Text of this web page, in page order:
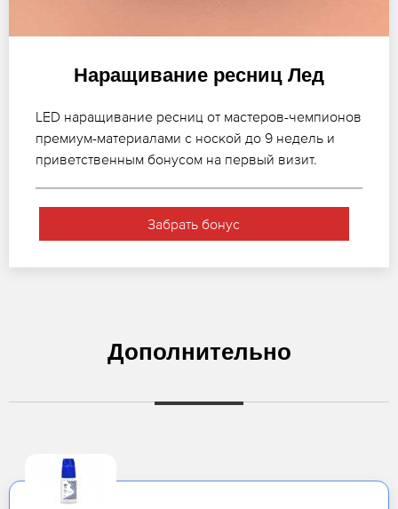
Наращивание ресниц Лед
LED наращивание ресниц от мастеров-чемпионов
премиум-материалами с ноской до 9 недель и
приветственным бонусом на первый визит.
Забрать бонус
Дополнительно